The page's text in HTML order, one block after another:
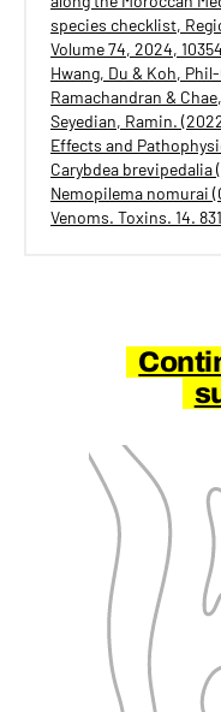
species checklist,
Volume 74, 2024,
Hwang, Du & Koh,
Ramachandran &
Seyedian, Ramin.
Effects and
Carybdea brevipedalia
Nemopilema nomurai
Venoms. Toxins. 14.